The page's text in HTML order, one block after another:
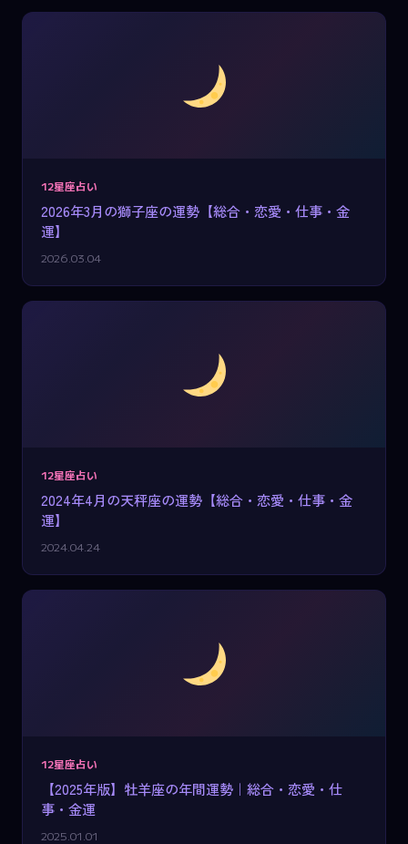
12星座占い
2026年3月の獅子座の運勢【総合・恋愛・仕事・金
運】
2026.03.04
12星座占い
2024年4月の天秤座の運勢【総合・恋愛・仕事・金
運】
2024.04.24
12星座占い
【2025年版】牡羊座の年間運勢｜総合・恋愛・仕
事・金運
2025.01.01